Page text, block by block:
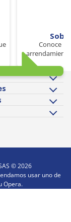
Conoce
©2026
usar uno de
Opera.